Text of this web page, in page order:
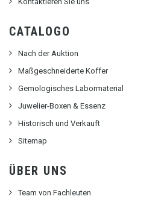
CATALOGO
Nach der Auktion
Maßgeschneiderte Koffer
Gemologisches Labormaterial
Juwelier-Boxen & Essenz
Historisch und Verkauft
Sitemap
ÜBER UNS
Team von Fachleuten